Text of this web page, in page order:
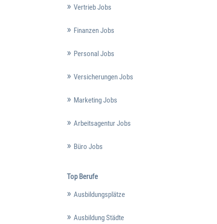
Vertrieb Jobs
Finanzen Jobs
Personal Jobs
Versicherungen Jobs
Marketing Jobs
Arbeitsagentur Jobs
Büro Jobs
Top Berufe
Ausbildungsplätze
Ausbildung Städte